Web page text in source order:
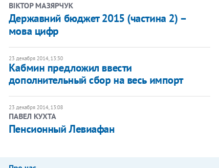
ВІКТОР МАЗЯРЧУК
Державний бюджет 2015 (частина 2) –
мова цифр
23 декабря 2014, 13:30
Кабмин предложил ввести
дополнительный сбор на весь импорт
23 декабря 2014, 13:08
ПАВЕЛ КУХТА
Пенсионный Левиафан